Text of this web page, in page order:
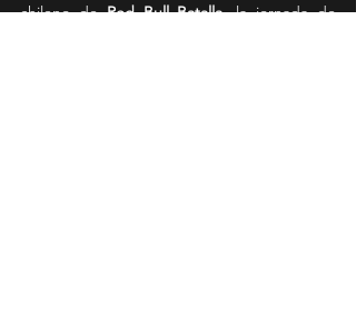
chileno de Red Bull Batalla, la jornada de